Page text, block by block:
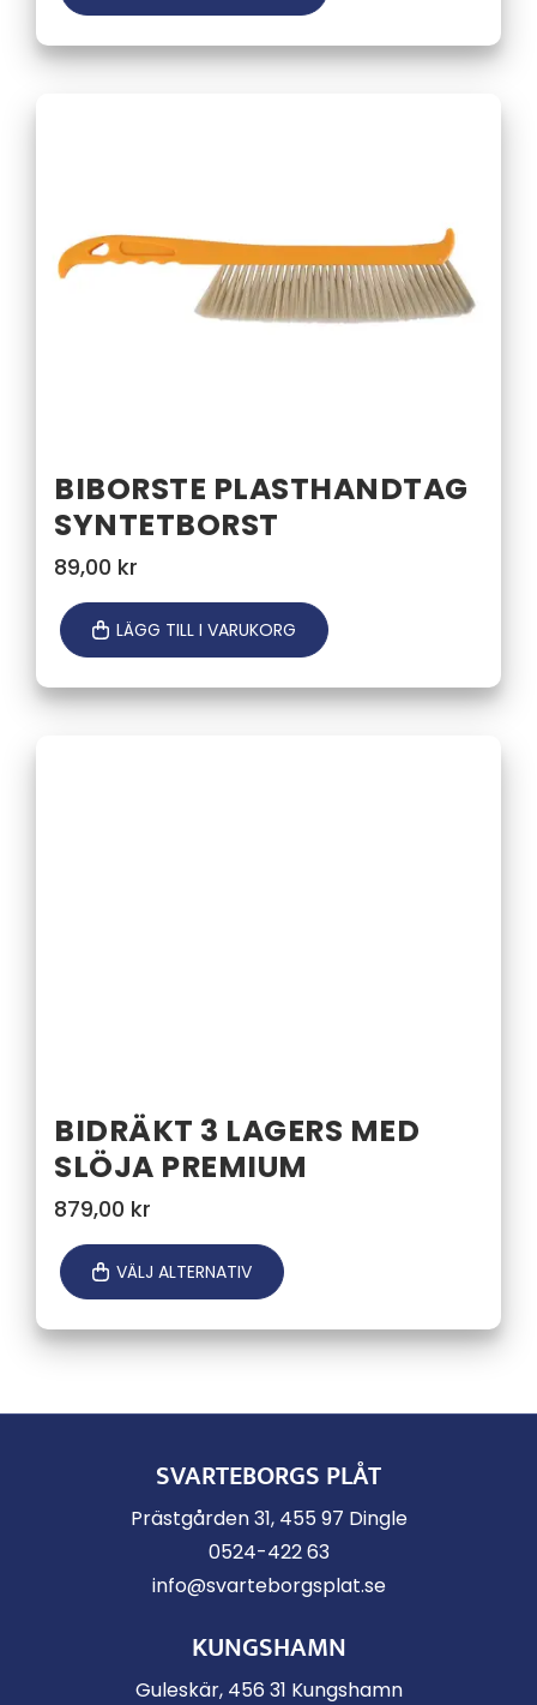
BIBORSTE PLASTHANDTAG
SYNTETBORST
89,00 kr
LÄGG TILL I VARUKORG
BIDRÄKT 3 LAGERS MED
SLÖJA PREMIUM
879,00 kr
VÄLJ ALTERNATIV
SVARTEBORGS PLÅT
Prästgården 31, 455 97 Dingle
0524-422 63
info@svarteborgsplat.se
KUNGSHAMN
Guleskär, 456 31 Kungshamn